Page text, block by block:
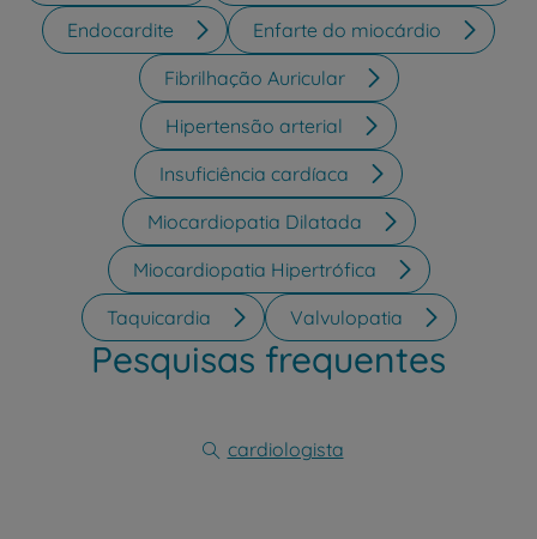
Endocardite
Enfarte do miocárdio
Fibrilhação Auricular
Hipertensão arterial
Insuficiência cardíaca
Miocardiopatia Dilatada
Miocardiopatia Hipertrófica
Taquicardia
Valvulopatia
Pesquisas frequentes
cardiologista